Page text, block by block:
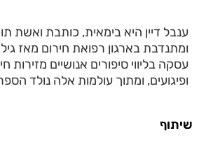
ענבל דיין היא בימאית, כותבת ואשת
עסקה בליווי סיפורים אנושיים מזירות
ופיגועים, ומתוך עולמות אלה נולד
שיתוף